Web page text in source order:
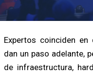
Expertos coinciden
dan un paso adelante,
de infraestructura,